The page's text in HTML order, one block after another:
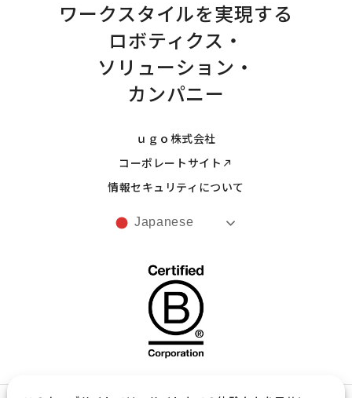
ワークスタイルを実現する
ロボティクス・
ソリューション・
カンパニー
ｕｇｏ株式会社
コーポレートサイト
情報セキュリティについて
Japanese